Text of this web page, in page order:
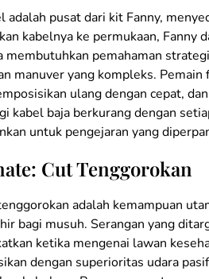
adalah pusat dari kit Fanny,
kabelnya ke permukaan,
membutuhkan pemahaman
manuver yang kompleks.
ulang dengan cepat,
kabel baja berkurang dengan
untuk pengejaran yang
Cut Tenggorokan
adalah kemampuan
bagi musuh. Serangan yang
ketika mengenai lawan
dengan superioritas udara